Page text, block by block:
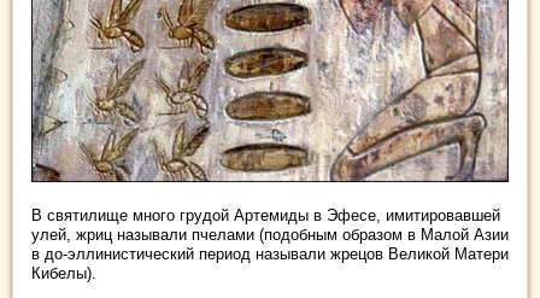
В святилище много грудой Артемиды в Эфесе, имитировавшей
улей, жриц называли пчелами (подобным образом в Малой Азии
в до-эллинистический период называли жрецов Великой Матери
Кибелы).